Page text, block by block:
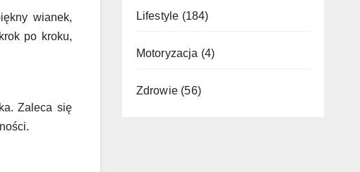
wianek,
po kroku,
Zaleca się
Lifestyle (184)
Motoryzacja (4)
Zdrowie(56)